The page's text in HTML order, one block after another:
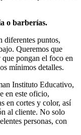
o barberías.
diferentes puntos,
Queremos que
que pongan el foco en
mínimos detalles.
Instituto Educativo,
en este oficio,
en cortes y color, así
al cliente. No solo
personas, con